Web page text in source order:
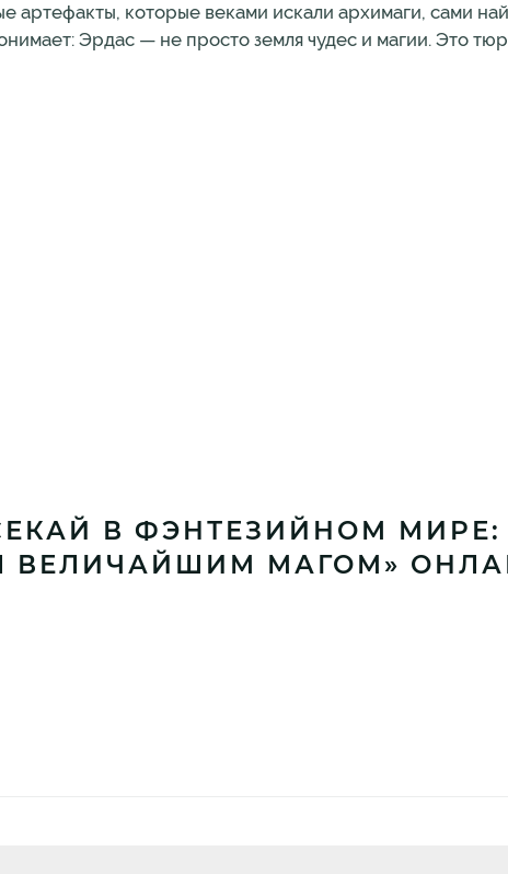
артефакты, которые веками искали архимаги, сами
Эрдас — не просто земля чудес и магии. Это
В ФЭНТЕЗИЙНОМ
ВЕЛИЧАЙШИМ МАГОМ»